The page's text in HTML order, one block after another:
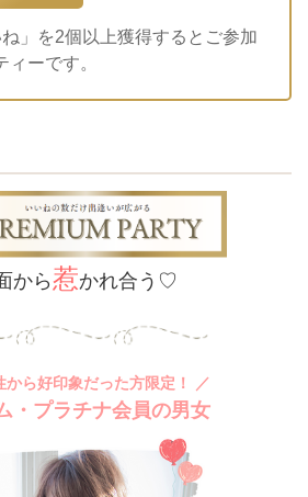
」を2個以上獲得するとご参加
ーです。
から惹かれ合う♡
から好印象だった方限定！ ／
・プラチナ会員の男女